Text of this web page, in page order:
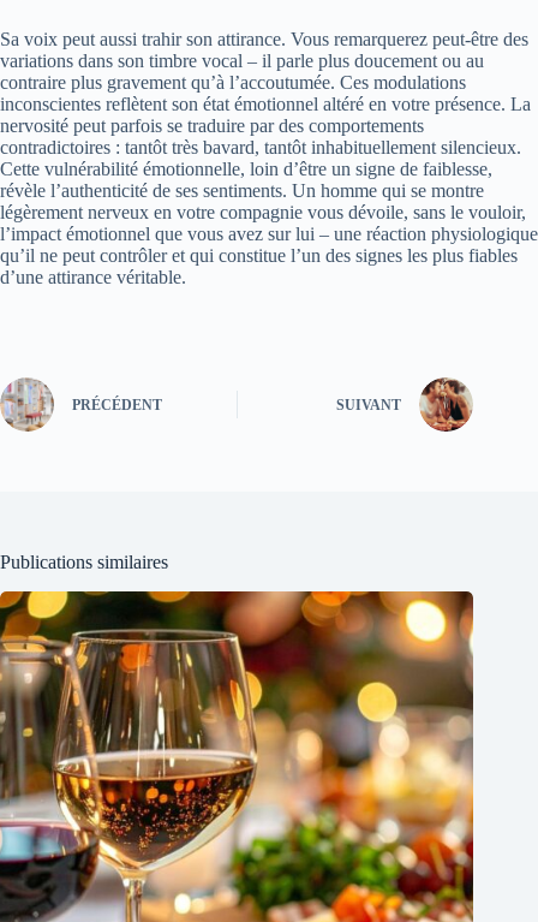
Sa voix peut aussi trahir son attirance. Vous remarquerez peut-être des
variations dans son timbre vocal – il parle plus doucement ou au
contraire plus gravement qu’à l’accoutumée. Ces modulations
inconscientes reflètent son état émotionnel altéré en votre présence. La
nervosité peut parfois se traduire par des comportements
contradictoires : tantôt très bavard, tantôt inhabituellement silencieux.
Cette vulnérabilité émotionnelle, loin d’être un signe de faiblesse,
révèle l’authenticité de ses sentiments. Un homme qui se montre
légèrement nerveux en votre compagnie vous dévoile, sans le vouloir,
l’impact émotionnel que vous avez sur lui – une réaction physiologique
qu’il ne peut contrôler et qui constitue l’un des signes les plus fiables
d’une attirance véritable.
PRÉCÉDENT SUIVANT
Publications similaires